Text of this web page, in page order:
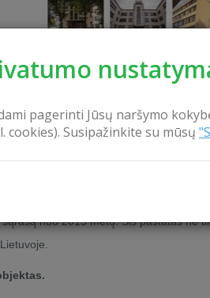
pagerinti Jūsų naršymo
cookies). Susipažinkite su mūsų
tapo inovacijų ir mokslo
nuo 2015 metų. Šis pastatas ne